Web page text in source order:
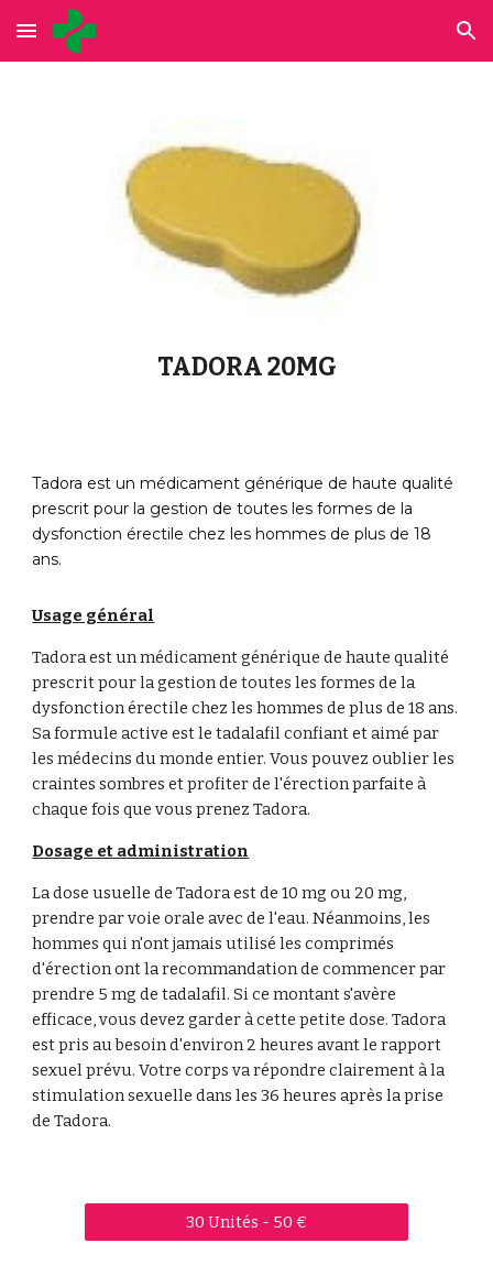
Skip to main content Skip to navigation
TADORA 20MG
Tadora est un médicament générique de haute qualité
prescrit pour la gestion de toutes les formes de la
dysfonction érectile chez les hommes de plus de 18
ans.
Usage général
Tadora est un médicament générique de haute qualité
prescrit pour la gestion de toutes les formes de la
dysfonction érectile chez les hommes de plus de 18 ans.
Sa formule active est le tadalafil confiant et aimé par
les médecins du monde entier. Vous pouvez oublier les
craintes sombres et profiter de l'érection parfaite à
chaque fois que vous prenez Tadora.
Dosage et administration
La dose usuelle de Tadora est de 10 mg ou 20 mg,
prendre par voie orale avec de l'eau. Néanmoins, les
hommes qui n'ont jamais utilisé les comprimés
d'érection ont la recommandation de commencer par
prendre 5 mg de tadalafil. Si ce montant s'avère
efficace, vous devez garder à cette petite dose. Tadora
est pris au besoin d'environ 2 heures avant le rapport
sexuel prévu. Votre corps va répondre clairement à la
stimulation sexuelle dans les 36 heures après la prise
de Tadora.
30 Unités - 50 €